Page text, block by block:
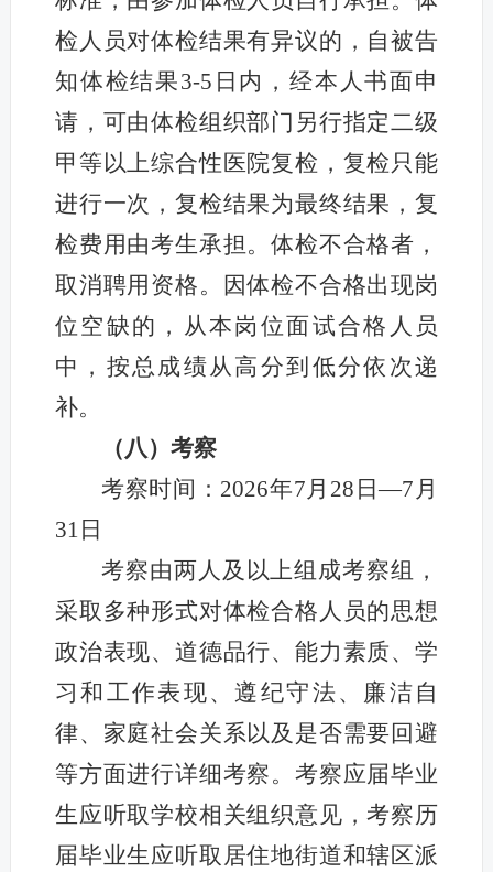
检人员对体检结果有异议的，自被告
知体检结果3-5日内，经本人书面申
请，可由体检组织部门另行指定二级
甲等以上综合性医院复检，复检只能
进行一次，复检结果为最终结果，复
检费用由考生承担。体检不合格者，
取消聘用资格。因体检不合格出现岗
位空缺的，从本岗位面试合格人员
中，按总成绩从高分到低分依次递
补。
（八）考察
考察时间：2026年7月28日—7月
31日
考察由两人及以上组成考察组，
采取多种形式对体检合格人员的思想
政治表现、道德品行、能力素质、学
习和工作表现、遵纪守法、廉洁自
律、家庭社会关系以及是否需要回避
等方面进行详细考察。考察应届毕业
生应听取学校相关组织意见，考察历
届毕业生应听取居住地街道和辖区派